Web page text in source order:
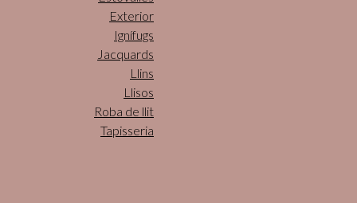
Exterior
Ignífugs
Jacquards
Llins
Llisos
Roba de llit
Tapisseria